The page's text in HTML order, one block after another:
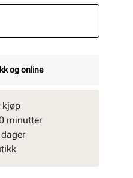
og online
kjøp
minutter